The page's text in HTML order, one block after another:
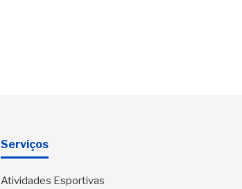
Serviços
Atividades Esportivas